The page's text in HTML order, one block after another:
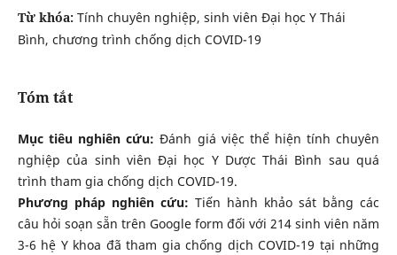
Từ khóa: Tính chuyên nghiệp, sinh viên Đại học Y Thái
Bình, chương trình chống dịch COVID-19
Tóm tắt
Mục tiêu nghiên cứu: Đánh giá việc thể hiện tính chuyên
nghiệp của sinh viên Đại học Y Dược Thái Bình sau quá
trình tham gia chống dịch COVID-19.
Phương pháp nghiên cứu: Tiến hành khảo sát bằng các
câu hỏi soạn sẵn trên Google form đối với 214 sinh viên năm
3-6 hệ Y khoa đã tham gia chống dịch COVID-19 tại những